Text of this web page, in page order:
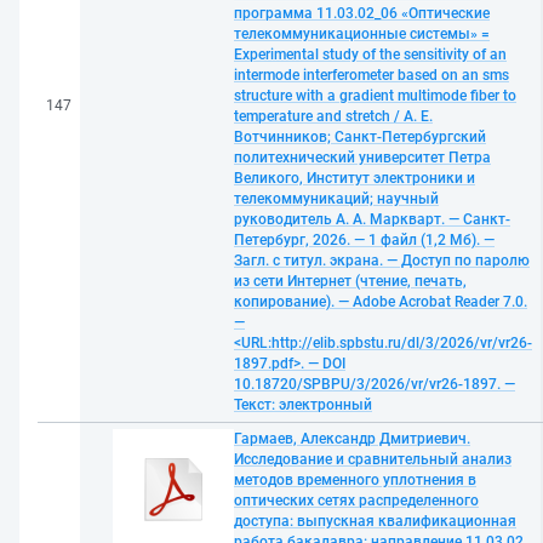
147
программа 11.03.02_06 «Оптические
телекоммуникационные системы» =
Experimental study of the sensitivity of an
intermode interferometer based on an sms
structure with a gradient multimode fiber to
temperature and stretch / А. Е.
Вотчинников; Санкт-Петербургский
политехнический университет Петра
Великого, Институт электроники и
телекоммуникаций; научный
руководитель А. А. Маркварт. — Санкт-
Петербург, 2026. — 1 файл (1,2 Мб). —
Загл. с титул. экрана. — Доступ по паролю
из сети Интернет (чтение, печать,
копирование). — Adobe Acrobat Reader 7.0.
—
<URL:http://elib.spbstu.ru/dl/3/2026/vr/vr26-
1897.pdf>. — DOI
10.18720/SPBPU/3/2026/vr/vr26-1897. —
Текст: электронный
Гармаев, Александр Дмитриевич.
Исследование и сравнительный анализ
методов временного уплотнения в
оптических сетях распределенного
доступа: выпускная квалификационная